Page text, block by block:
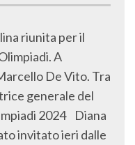
riunita per il
A
De Vito. Tra
generale del
2024 Diana
invitato ieri dalle